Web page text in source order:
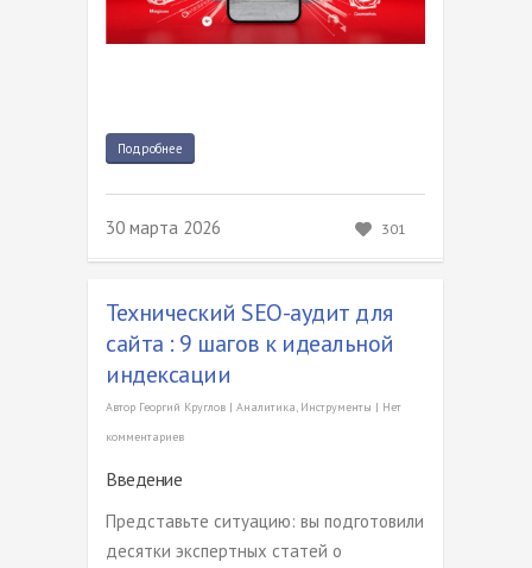
Подробнее
30 марта 2026 301
Технический SEO-аудит для
сайта : 9 шагов к идеальной
индексации
Автор Георгий Круглов | Аналитика, Инструменты | Нет
комментариев
Введение
Представьте ситуацию: вы подготовили
десятки экспертных статей о